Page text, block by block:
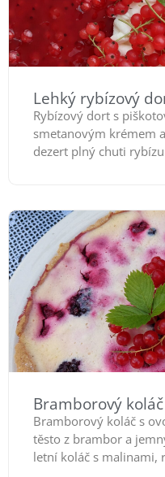
Lehký rybízový
Rybízový dort s
smetanovým krémem
dezert plný chuti
Bramborový
Bramborový koláč s
těsto z brambor a
letní koláč s malinami,